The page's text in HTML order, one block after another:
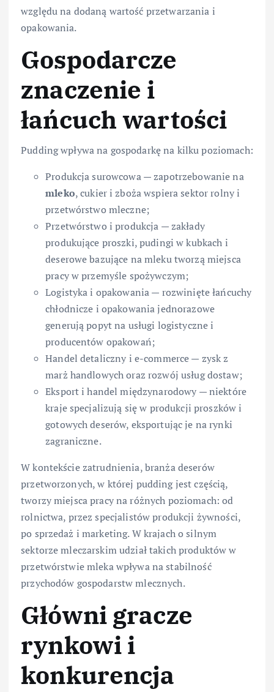
względu na dodaną wartość przetwarzania i
opakowania.
Gospodarcze
znaczenie i
łańcuch wartości
Pudding wpływa na gospodarkę na kilku poziomach:
Produkcja surowcowa — zapotrzebowanie na
mleko, cukier i zboża wspiera sektor rolny i
przetwórstwo mleczne;
Przetwórstwo i produkcja — zakłady
produkujące proszki, pudingi w kubkach i
deserowe bazujące na mleku tworzą miejsca
pracy w przemyśle spożywczym;
Logistyka i opakowania — rozwinięte łańcuchy
chłodnicze i opakowania jednorazowe
generują popyt na usługi logistyczne i
producentów opakowań;
Handel detaliczny i e-commerce — zysk z
marż handlowych oraz rozwój usług dostaw;
Eksport i handel międzynarodowy — niektóre
kraje specjalizują się w produkcji proszków i
gotowych deserów, eksportując je na rynki
zagraniczne.
W kontekście zatrudnienia, branża deserów
przetworzonych, w której pudding jest częścią,
tworzy miejsca pracy na różnych poziomach: od
rolnictwa, przez specjalistów produkcji żywności,
po sprzedaż i marketing. W krajach o silnym
sektorze mleczarskim udział takich produktów w
przetwórstwie mleka wpływa na stabilność
przychodów gospodarstw mlecznych.
Główni gracze
rynkowi i
konkurencja